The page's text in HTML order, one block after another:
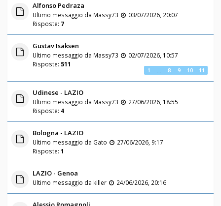
Alfonso Pedraza
Ultimo messaggio da Massy73
03/07/2026, 20:07
Risposte: 7
Gustav Isaksen
Ultimo messaggio da Massy73
02/07/2026, 10:57
Risposte: 511
1 … 8 9 10 11
Udinese - LAZIO
Ultimo messaggio da Massy73
27/06/2026, 18:55
Risposte: 4
Bologna - LAZIO
Ultimo messaggio da Gato
27/06/2026, 9:17
Risposte: 1
LAZIO - Genoa
Ultimo messaggio da killer 24/06/2026, 20:16